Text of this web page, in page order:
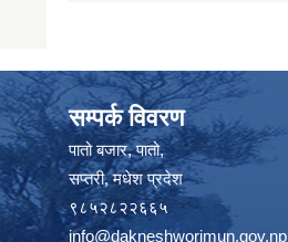
सम्पर्क विवरण
पातो बजार, पातो,
सप्तरी, मधेश प्रदेश
९८५२८२२६६५
info@dakneshworimun.gov.np